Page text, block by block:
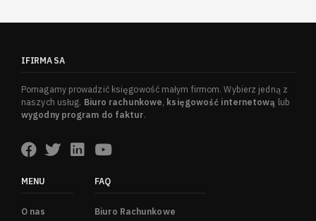
IFIRMA SA
Pomagamy prowadzić księgowość małym firmom. Wybierz jedną z
naszych usług. Biuro rachunkowe, księgowość internetową lub
wygodny program do faktur.
MENU
O nas
FAQ
Biuro Rachunkowe